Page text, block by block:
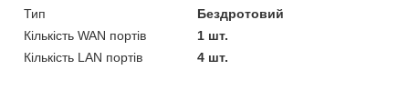
Тип
Бездротовий
Кількість WAN портів
1 шт.
Кількість LAN портів
4 шт.